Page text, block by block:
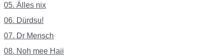
05. Älles nix
06. Dürdsu!
07. Dr Mensch
08. Noh mee Haii